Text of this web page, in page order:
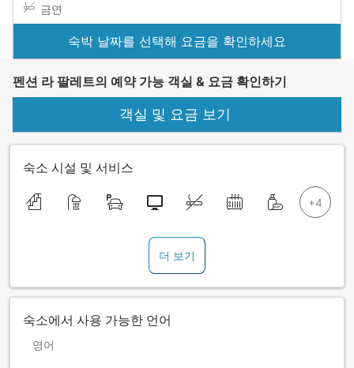
금연
숙박 날짜를 선택해 요금을 확인하세요
펜션 라 팔레트의 예약 가능 객실 & 요금 확인하기
객실 및 요금 보기
숙소 시설 및 서비스
더 보기
숙소에서 사용 가능한 언어
영어